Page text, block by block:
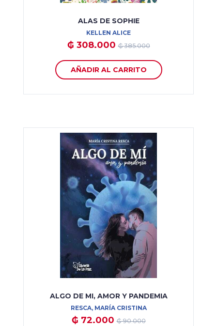
ALAS DE SOPHIE
KELLEN ALICE
₲ 308.000₲ 385.000
AÑADIR AL CARRITO
ALGO DE MI, AMOR Y PANDEMIA
RESCA, MARÍA CRISTINA
₲ 72.000₲ 90.000